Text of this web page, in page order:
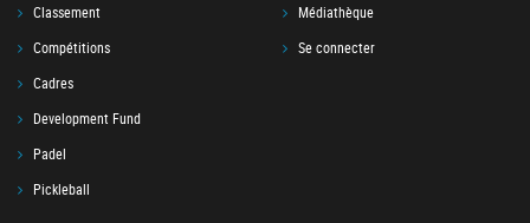
Classement
Compétitions
Cadres
Development Fund
Padel
Pickleball
Médiathèque
Se connecter